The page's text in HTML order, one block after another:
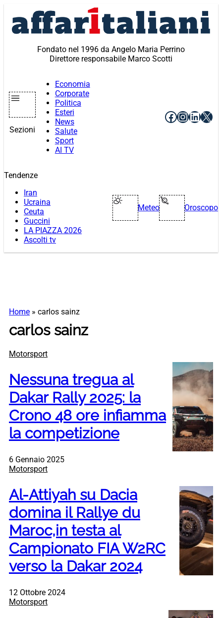
contenuto
Fondato nel 1996 da Angelo Maria Perrino
Direttore responsabile Marco Scotti
Sezioni
Economia
Corporate
Politica
Esteri
News
Salute
Sport
AI TV
Facebook
X
Tendenze
Iran
Ucraina
Ceuta
Guccini
LA PIAZZA 2026
Ascolti tv
Meteo Oroscopo
Home » carlos sainz
carlos sainz
Motorsport
Nessuna tregua al
Dakar Rally 2025: la
Crono 48 ore infiamma
la competizione
6 Gennaio 2025
Motorsport
Al-Attiyah su Dacia
domina il Rallye du
Maroc,in testa al
Campionato FIA W2RC
verso la Dakar 2024
12 Ottobre 2024
Motorsport